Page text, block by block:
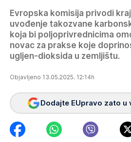
Evropska komisija privodi
uvođenje takozvane
koja bi poljoprivrednicima
novac za prakse koje
ugljen-dioksida u zemljištu.
Objavljeno 13.05.2025. 12:14h
Dodajte EUpravo zato u